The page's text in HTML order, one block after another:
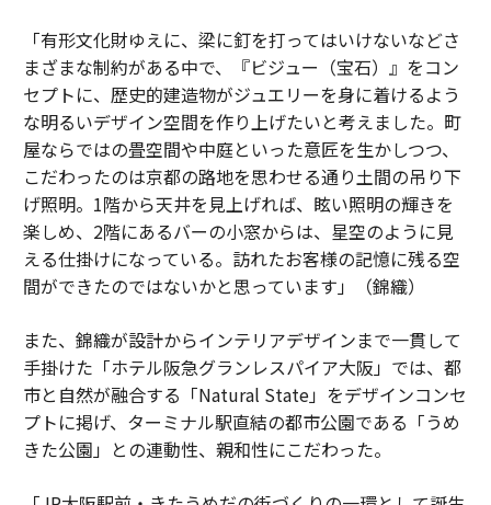
「有形文化財ゆえに、梁に釘を打ってはいけないなどさ
まざまな制約がある中で、『ビジュー（宝石）』をコン
セプトに、歴史的建造物がジュエリーを身に着けるよう
な明るいデザイン空間を作り上げたいと考えました。町
屋ならではの畳空間や中庭といった意匠を生かしつつ、
こだわったのは京都の路地を思わせる通り土間の吊り下
げ照明。1階から天井を見上げれば、眩い照明の輝きを
楽しめ、2階にあるバーの小窓からは、星空のように見
える仕掛けになっている。訪れたお客様の記憶に残る空
間ができたのではないかと思っています」（錦織）
また、錦織が設計からインテリアデザインまで一貫して
手掛けた「ホテル阪急グランレスパイア大阪」では、都
市と自然が融合する「Natural State」をデザインコンセ
プトに掲げ、ターミナル駅直結の都市公園である「うめ
きた公園」との連動性、親和性にこだわった。